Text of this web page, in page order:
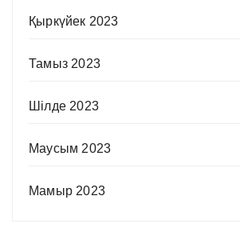
Қыркүйек 2023
Тамыз 2023
Шілде 2023
Маусым 2023
Мамыр 2023